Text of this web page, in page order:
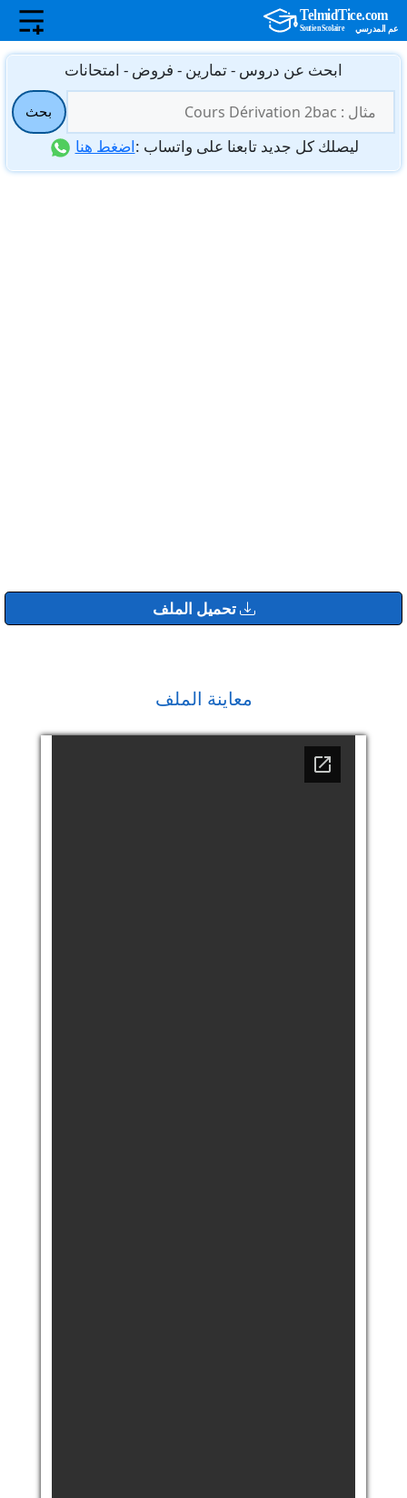
انتقل
المحتوى
ابحث عن دروس - تمارين - فروض - امتحانات
عن:
بحث
ليصلك كل جديد تابعنا على واتساب :اضغط هنا
تحميل الملف
معاينة الملف